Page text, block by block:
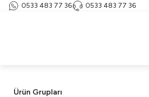
0533 483 77 36 0533 483 77 36
Ürün Grupları